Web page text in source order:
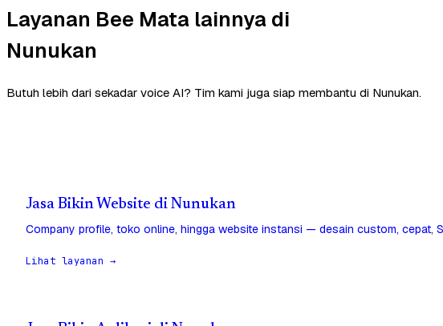
Layanan Bee Mata lainnya di
Nunukan
Butuh lebih dari sekadar voice AI? Tim kami juga siap membantu di Nunukan.
Jasa Bikin Website di Nunukan
Company profile, toko online, hingga website instansi — desain custom, cepat,
Lihat layanan →